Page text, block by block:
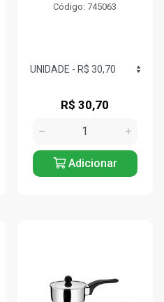
Código: 745063
R$ 30,70
Adicionar